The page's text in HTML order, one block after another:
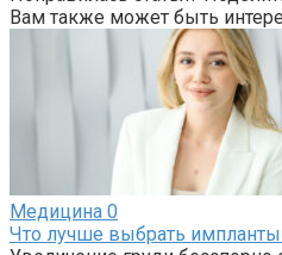
Вам также может быть
Медицина 0
Что лучше выбрать